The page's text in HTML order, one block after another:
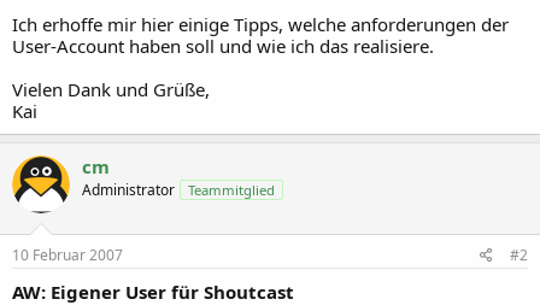
Ich erhoffe mir hier einige Tipps, welche anforderungen der
User-Account haben soll und wie ich das realisiere.
Vielen Dank und Grüße,
Kai
cm
Administrator Teammitglied
10 Februar 2007 #2
AW: Eigener User für Shoutcast